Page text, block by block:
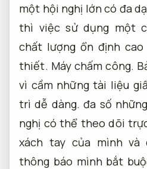
một hội nghị lớn có đa
thì việc sử dụng một
chất lượng ổn định
thiết. Máy chấm công.
vì cầm những tài liệu
trì dễ dàng. đa số
nghị có thể theo dõi
xách tay của mình và
thông báo mình bắt